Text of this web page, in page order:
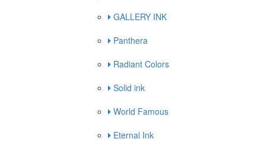
GALLERY INK
Panthera
Radiant Colors
Solid ink
World Famous
Eternal Ink